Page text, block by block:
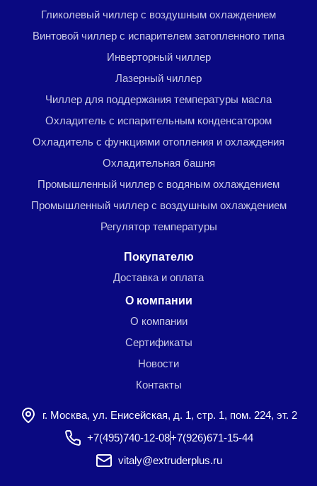
Гликолевый чиллер с воздушным охлаждением
Винтовой чиллер с испарителем затопленного типа
Инверторный чиллер
Лазерный чиллер
Чиллер для поддержания температуры масла
Охладитель с испарительным конденсатором
Охладитель с функциями отопления и охлаждения
Охладительная башня
Промышленный чиллер с водяным охлаждением
Промышленный чиллер с воздушным охлаждением
Регулятор температуры
Покупателю
Доставка и оплата
О компании
О компании
Сертификаты
Новости
Контакты
г. Москва, ул. Енисейская, д. 1, стр. 1, пом. 224, эт. 2
+7(495)740-12-08+7(926)671-15-44
vitaly@extruderplus.ru